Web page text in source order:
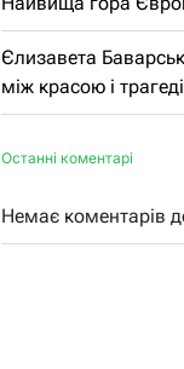
Єлизавета
між красою і
Останні коментарі
Немає коментарів